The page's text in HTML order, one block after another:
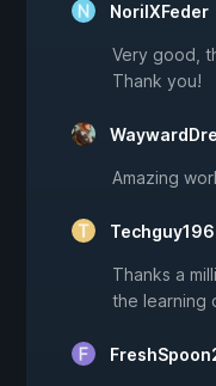
NorilXFeder
Very good,
Thank you!
Amazing
Thanks a
the learning